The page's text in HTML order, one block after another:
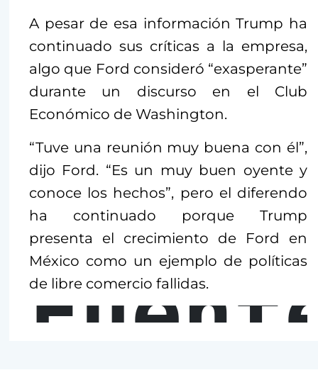
A pesar de esa información Trump ha
continuado sus críticas a la empresa,
algo que Ford consideró “exasperante”
durante un discurso en el Club
Económico de Washington.
“Tuve una reunión muy buena con él”,
dijo Ford. “Es un muy buen oyente y
conoce los hechos”, pero el diferendo
ha continuado porque Trump
presenta el crecimiento de Ford en
México como un ejemplo de políticas
de libre comercio fallidas.